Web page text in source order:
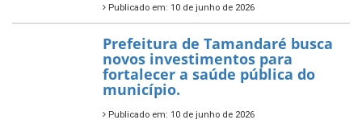
Política Nacional Aldir Blanc
— Tamandaré tem Plano de
Aplicação de Recursos (PAR)
habilitado
7 de novembro de 2025